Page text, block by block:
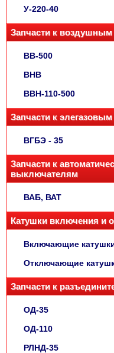
У-220-40
Запчасти к
ВВ-500
ВНВ
ВВН-110-500
Запчасти к
ВГБЭ - 35
Запчасти к
выключателям
ВАБ, ВАТ
Катушки включения и
Включающие
Отключающие
Запчасти к
ОД-35
ОД-110
РЛНД-35